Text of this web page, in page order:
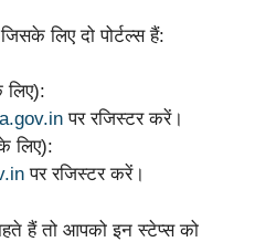
लिए दो पोर्टल्स हैं:
पर रजिस्टर करें।
लिए):
पर रजिस्टर करें।
हैं तो आपको इन स्टेप्स को